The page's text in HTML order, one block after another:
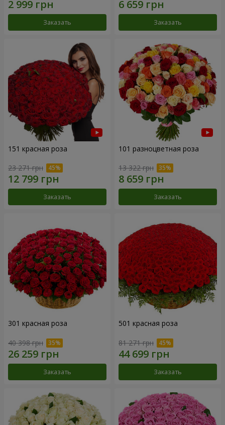
Заказать Заказать
151 красная роза
23 271 грн
Заказать
101 разноцветная роза
13 322 грн
Заказать
301 красная роза
40 398 грн
Заказать
501 красная роза
81 271 грн
Заказать